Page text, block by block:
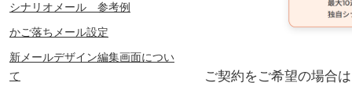
ご契約をご希望の場合
シナリオメール 参考例
かご落ちメール設定
新メールデザイン編集画面につい
て